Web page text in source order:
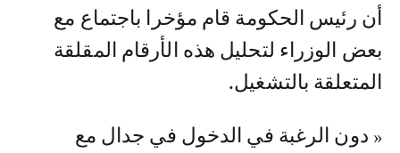
أن رئيس الحكومة قام مؤخرا باجتماع مع
بعض الوزراء لتحليل هذه الأرقام المقلقة
المتعلقة بالتشغيل.
« دون الرغبة في الدخول في جدال مع